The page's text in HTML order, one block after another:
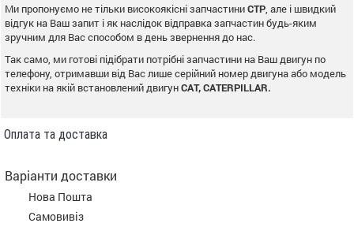
Ми пропонуємо не тільки високоякісні запчастиниCTP , але і швидкий
відгук на Ваш запит і як наслідок відправка запчастин будь-яким
зручним для Вас способом в день звернення до нас.
Так само, ми готові підібрати потрібні запчастини на Ваш двигун по
телефону, отримавши від Вас лише серійний номер двигуна або модель
техніки на якій встановлений двигунCAT, CATERPILLAR.
Оплата та доставка
Варіанти доставки
Нова Пошта
Самовивіз